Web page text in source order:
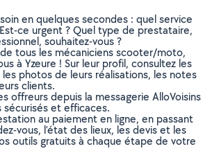
en quelques secondes : quel service
ce urgent ? Quel type de prestataire,
souhaitez-vous ?
tous les mécaniciens scooter/moto,
à Yzeure ! Sur leur profil, consultez les
photos de leurs réalisations, les notes
clients.
offreurs depuis la messagerie AlloVoisins
sécurisés et efficaces.
au paiement en ligne, en passant
vous, l’état des lieux, les devis et les
outils gratuits à chaque étape de votre